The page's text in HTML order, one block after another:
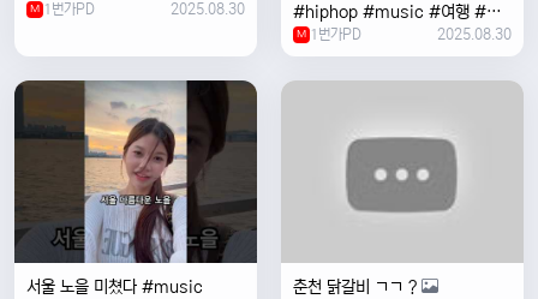
M 1번가PD 2025.08.30
#hiphop #music #여행 #맛
집 #수원 #한국여행 #베트남여
자 #혼자여행
M 1번가PD 2025.08.30
서울 노을 미쳤다 #music 춘천 닭갈비 ㄱㄱ ?